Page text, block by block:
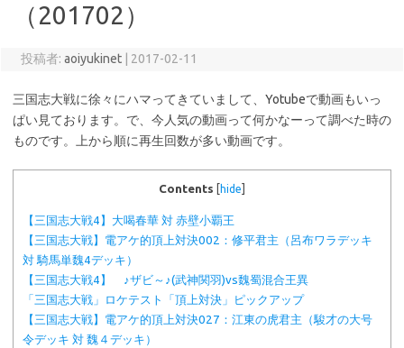
（201702）
投稿者: aoiyukinet 2017-02-11
三国志大戦に徐々にハマってきていまして、Yotubeで動画もいっ
ぱい見ております。で、今人気の動画って何かなーって調べた時の
ものです。上から順に再生回数が多い動画です。
Contents [ hide
【三国志大戦4】大喝春華 対 赤壁小覇王
【三国志大戦】電アケ的頂上対決002：修平君主（呂布ワラデッキ
対 騎馬単魏4デッキ）
【三国志大戦4】 ♪ザビ～♪(武神関羽)vs魏蜀混合王異
「三国志大戦」ロケテスト「頂上対決」ピックアップ
【三国志大戦】電アケ的頂上対決027：江東の虎君主（駿才の大号
令デッキ 対 魏４デッキ）